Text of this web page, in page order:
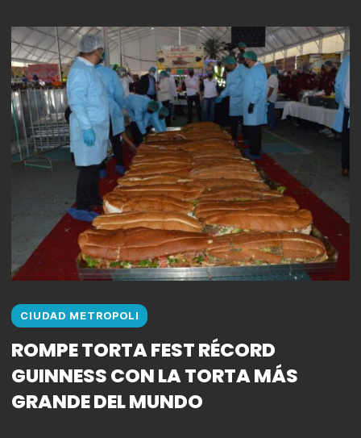
CIUDAD METROPOLI
ROMPE TORTA FEST RÉCORD
GUINNESS CON LA TORTA MÁS
GRANDE DEL MUNDO